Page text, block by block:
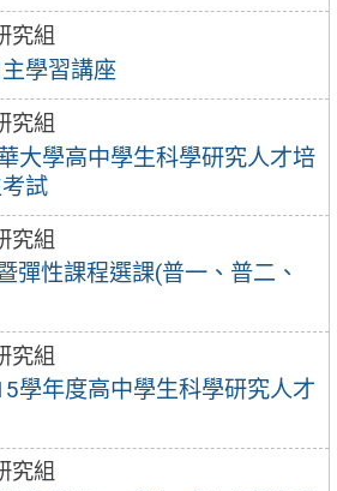
究組
學習講座
究組
大學高中學生科學研究人才培
試
究組
彈性課程選課(普一、普二、
究組
學年度高中學生科學研究人才
究組